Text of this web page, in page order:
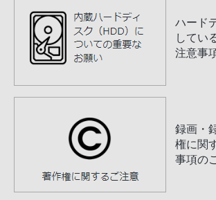
ハード
してい
注意事
録画・
権に関
事項の